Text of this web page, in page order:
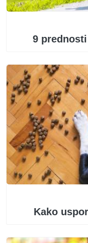
9
Kako